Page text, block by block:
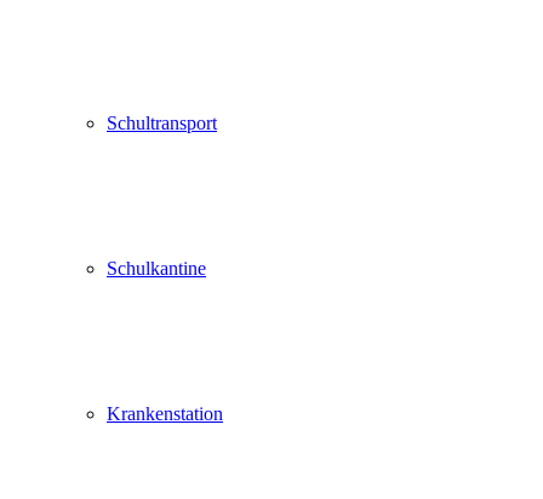
Schultransport
Schulkantine
Krankenstation